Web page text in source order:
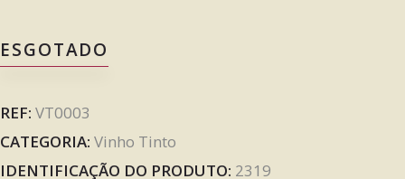
ESGOTADO
REF: VT0003
CATEGORIA: Vinho Tinto
IDENTIFICAÇÃO DO PRODUTO: 2319